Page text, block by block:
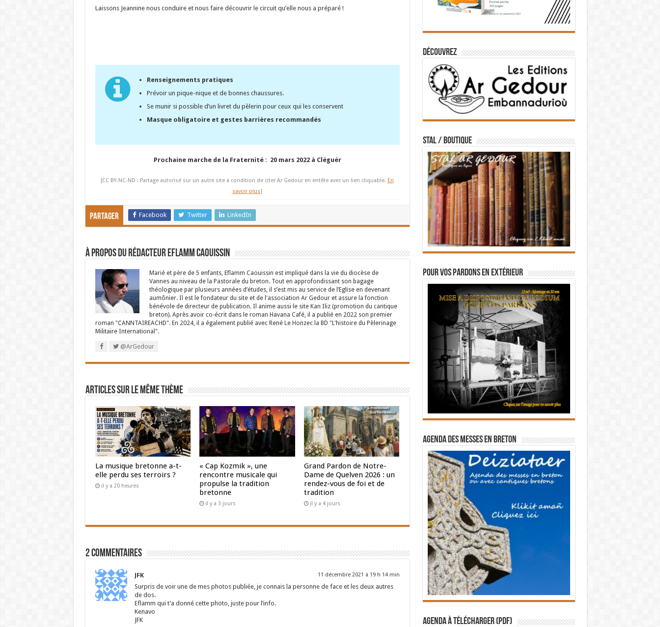
Laissons Jeannine nous conduire et nous faire découvrir le circuit qu’elle nous a préparé !
Renseignements pratiques
Prévoir un pique-nique et de bonnes chaussures.
Se munir si possible d’un livret du pèlerin pour ceux qui les conservent
Masque obligatoire et gestes barrières recommandés
Prochaine marche de la Fraternité : 20 mars 2022 à Cléguér
[CC BY-NC-ND : Partage autorisé sur un autre site à condition de citer Ar Gedour en entête avec un lien cliquable. En
savoir plus]
Partager Facebook Twitter LinkedIn
À propos du rédacteur Eflamm Caouissin
Marié et père de 5 enfants, Eflamm Caouissin est impliqué dans la vie du diocèse de
Vannes au niveau de la Pastorale du breton. Tout en approfondissant son bagage
théologique par plusieurs années d’études, il s’est mis au service de l’Eglise en devenant
aumônier. Il est le fondateur du site et de l'association Ar Gedour et assure la fonction
bénévole de directeur de publication. Il anime aussi le site Kan Iliz (promotion du cantique
breton). Après avoir co-écrit dans le roman Havana Café, il a publié en 2022 son premier
roman "CANNTAIREACHD". En 2024, il a également publié avec René Le Honzec la BD "L'histoire du Pèlerinage
Militaire International".
@ArGedour
Articles sur le même thème
La musique bretonne a-t-
elle perdu ses terroirs ?
il y a 20 heures
« Cap Kozmik », une
rencontre musicale qui
propulse la tradition
bretonne
il y a 3 jours
Grand Pardon de Notre-
Dame de Quelven 2026 : un
rendez-vous de foi et de
tradition
il y a 4 jours
2 Commentaires
JFK 11 décembre 2021 à 19 h 14 min
Surpris de voir une de mes photos publiée, je connais la personne de face et les deux autres
de dos.
Eflamm qui t’a donné cette photo, juste pour l’info.
Kenavo
JFK
Découvrez
STAL / BOUTIQUE
Pour vos pardons en extérieur
Agenda des messes en breton
Agenda à télécharger (PDF)